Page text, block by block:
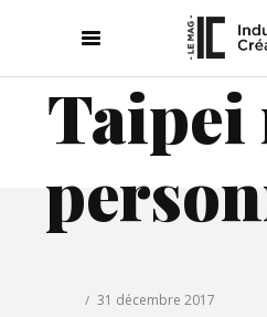
Taipei
31 décembre 2017